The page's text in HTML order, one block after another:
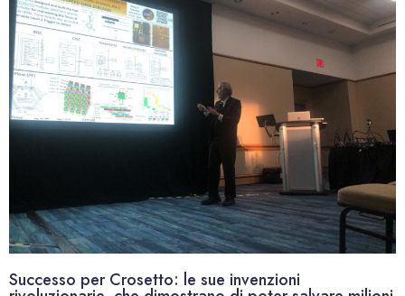
Successo per Crosetto: le sue invenzioni